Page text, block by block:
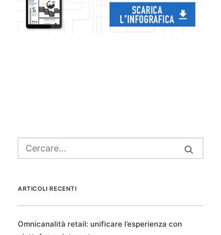
ARTICOLI RECENTI
Omnicanalità retail: unificare l’esperienza con